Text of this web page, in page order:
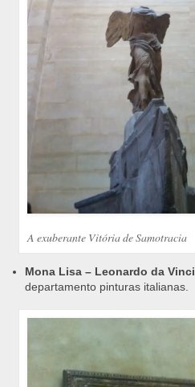
A exuberante Vitória de Samotracia
Mona Lisa – Leonardo da Vinci
departamento pinturas italianas.